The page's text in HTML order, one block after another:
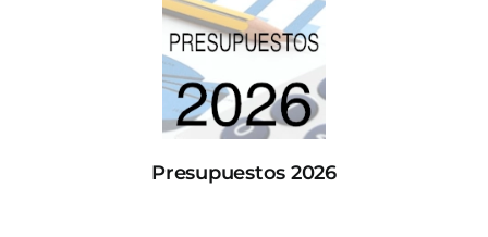
Presupuestos 2026